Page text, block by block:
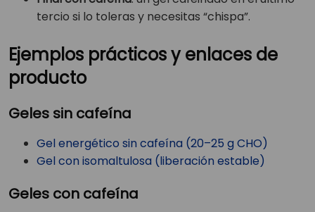
tercio si lo toleras y necesitas “chispa”.
Ejemplos prácticos y enlaces de
producto
Geles sin cafeína
Gel energético sin cafeína (20–25 g CHO)
Gel con isomaltulosa (liberación estable)
Geles con cafeína